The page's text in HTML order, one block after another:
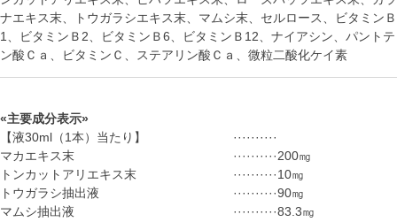
ナエキス末、トウガラシエキス末、マムシ末、セルロース、ビタミンＢ
1、ビタミンＢ2、ビタミンＢ6、ビタミンＢ12、ナイアシン、パントテ
ン酸Ｃａ、ビタミンＣ、ステアリン酸Ｃａ、微粒二酸化ケイ素
«主要成分表示»
【液30ml（1本）当たり】 ··········
マカエキス末
··········200㎎
トンカットアリエキス末
··········10㎎
トウガラシ抽出液
··········90㎎
マムシ抽出液
··········83.3㎎